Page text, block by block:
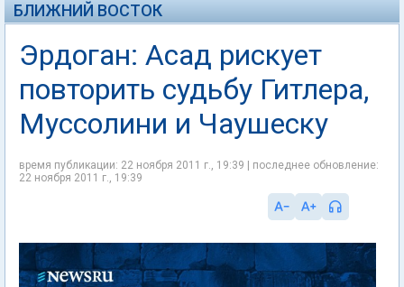
БЛИЖНИЙ ВОСТОК
Эрдоган: Асад рискует
повторить судьбу Гитлера,
Муссолини и Чаушеску
время публикации: 22 ноября 2011 г., 19:39 | последнее обновление:
22 ноября 2011 г., 19:39